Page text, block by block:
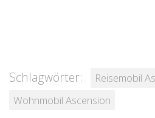
Schlagwörter:
Reisemobil
Wohnmobil Ascension